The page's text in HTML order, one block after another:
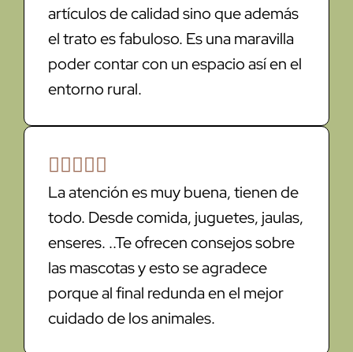
artículos de calidad sino que además
el trato es fabuloso. Es una maravilla
poder contar con un espacio así en el
entorno rural.
    
La atención es muy buena, tienen de
todo. Desde comida, juguetes, jaulas,
enseres. ..Te ofrecen consejos sobre
las mascotas y esto se agradece
porque al final redunda en el mejor
cuidado de los animales.